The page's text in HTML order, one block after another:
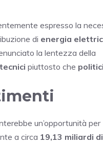
espresso la
di energia
la lentezza della
tecnici piuttosto che politici
un’opportunità per
a circa 19,13 miliardi